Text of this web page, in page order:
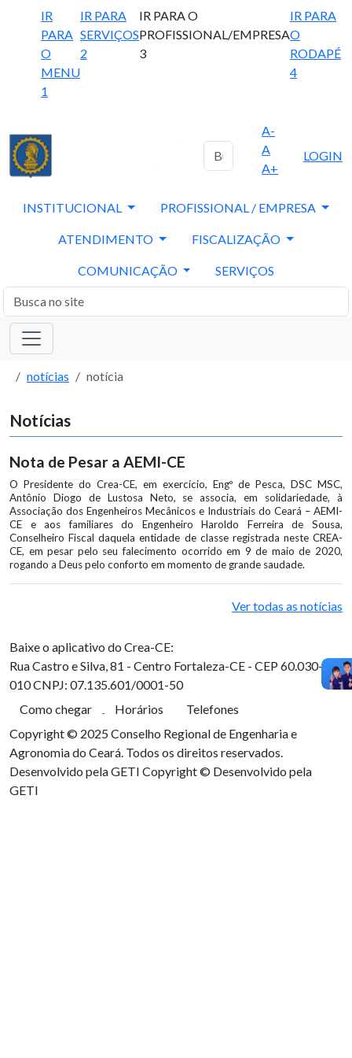
IR
PARA
O
MENU
1
IR PARA
SERVIÇOS
2
IR PARA O
PROFISSIONAL/EMPRESA
3
IR PARA
O
RODAPÉ
4
A-
A
A+
LOGIN
INSTITUCIONAL PROFISSIONAL / EMPRESA
ATENDIMENTO FISCALIZAÇÃO
COMUNICAÇÃO SERVIÇOS
notícias notícia
Notícias
Nota de Pesar a AEMI-CE
O Presidente do Crea-CE, em exercício, Engº de Pesca, DSC MSC,
Antônio Diogo de Lustosa Neto, se associa, em solidariedade, à
Associação dos Engenheiros Mecânicos e Industriais do Ceará – AEMI-
CE e aos familiares do Engenheiro Haroldo Ferreira de Sousa,
Conselheiro Fiscal daquela entidade de classe registrada neste CREA-
CE, em pesar pelo seu falecimento ocorrido em 9 de maio de 2020,
rogando a Deus pelo conforto em momento de grande saudade.
Ver todas as notícias
Baixe o aplicativo do Crea-CE:
Rua Castro e Silva, 81 - Centro Fortaleza-CE - CEP 60.030-
010CNPJ: 07.135.601/0001-50
Como chegar
Horários
Telefones
Copyright © 2025 Conselho Regional de Engenharia e
Agronomia do Ceará. Todos os direitos reservados.
Desenvolvido pela GETI Copyright © Desenvolvido pela
GETI